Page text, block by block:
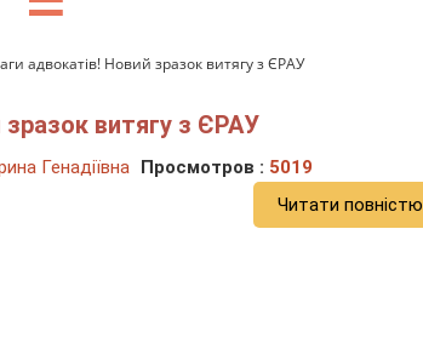
адвокатів! Новий зразок витягу з ЄРАУ
витягу з ЄРАУ
Генадіївна Просмотров : 5019
Читати повністю